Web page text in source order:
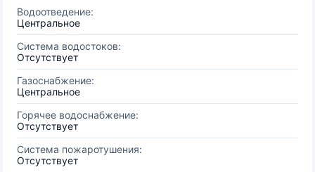
Водоотведение:
Центральное
Система водостоков:
Отсутствует
Газоснабжение:
Центральное
Горячее водоснабжение:
Отсутствует
Система пожаротушения:
Отсутствует